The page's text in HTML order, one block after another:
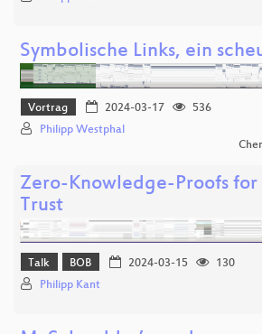
Symbolische Links, ein
Vortrag 2024-03-17
536
Philipp Westphal
Zero-Knowledge-Proofs for
Trust
Talk BOB 2024-03-15
130
Philipp Kant